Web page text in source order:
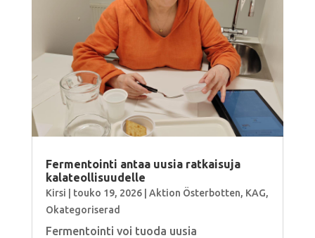
Fermentointi antaa uusia ratkaisuja
kalateollisuudelle
Kirsi touko 19, 2026| Aktion Österbotten, KAG,
Okategoriserad
Fermentointi voi tuoda uusia